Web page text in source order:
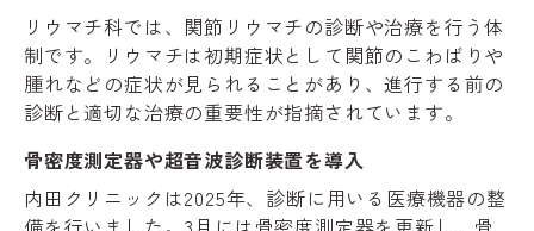
リウマチ科では、関節リウマチの診断や治療を行う体
制です。リウマチは初期症状として関節のこわばりや
腫れなどの症状が見られることがあり、進行する前の
診断と適切な治療の重要性が指摘されています。
骨密度測定器や超音波診断装置を導入
内田クリニックは2025年、診断に用いる医療機器の整